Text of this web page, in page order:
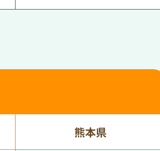
熊本県